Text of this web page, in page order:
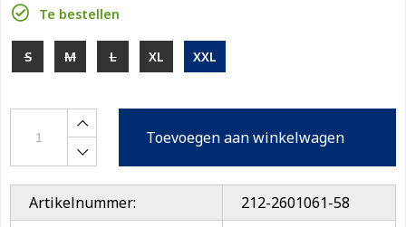
Te bestellen
S M L XL XXL
Toevoegen aan winkelwagen
Artikelnummer:
212-2601061-58